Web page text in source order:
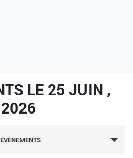
LE 25 JUIN ,
2026